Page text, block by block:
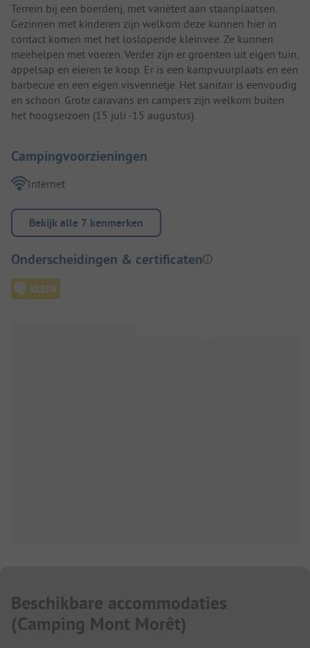
Terrein bij een boerderij, met variëteit aan staanplaatsen.
Gezinnen met kinderen zijn welkom deze kunnen hier in
contact komen met het loslopende kleinvee. Ze kunnen
meehelpen met voeren. Verder zijn er groenten uit eigen tuin,
appelsap en eieren te koop. Er is een kampvuurplaats en een
barbecue en een eigen visvennetje. Het sanitair is eenvoudig
en schoon. Grote caravans en campers zijn welkom buiten
het hoogseizoen (15 juli -15 augustus).
Campingvoorzieningen
Internet
Bekijk alle 7 kenmerken
Onderscheidingen & certificaten
Beschikbare accommodaties
(Camping Mont Morêt)